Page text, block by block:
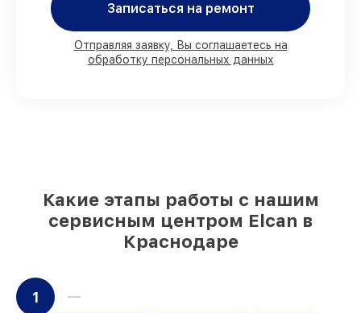
заказов выполняем с возможностью
личного присутствия владельца
90%деталей Elcan имеются на складе в
Краснодаре, остальные доступны для
Записаться на ремонт
Отправляя заявку, Вы соглашаетесь на
обработку персональных данных
Какие этапы работы с нашим
сервисным центром Elcan в
Краснодаре
1